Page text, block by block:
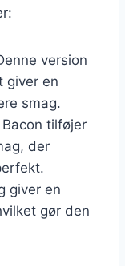
version
giver en
smag.
Bacon tilføjer
der
giver en
gør den